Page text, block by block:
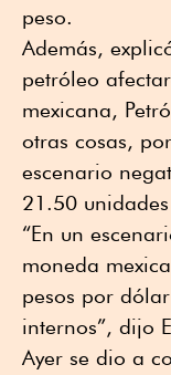
peso.
Además,
petróleo
mexicana,
otras cosas,
escenario
21.50
“En un
moneda
pesos por
internos”, dijo
Ayer se dio a